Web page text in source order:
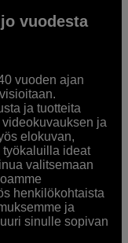
vuodesta
vuoden ajan
ja tuotteita
ja
elokuvan,
työkaluilla ideat
valitsemaan
henkilökohtaista
ja
sinulle sopivan